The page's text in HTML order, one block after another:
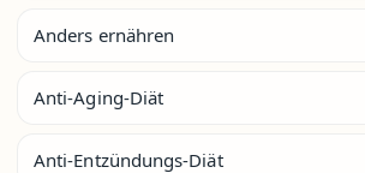
Anders ernähren
Anti-Aging-Diät
Anti-Entzündungs-Diät